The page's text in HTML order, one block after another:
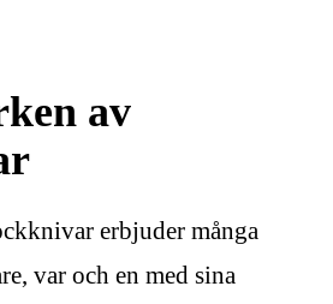
av
erbjuder många
var och en med sina